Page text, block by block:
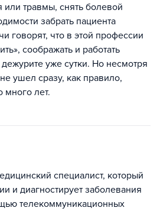
или травмы, снять болевой
забрать пациента
говорят, что в этой профессии
соображать и работать
уже сутки. Но несмотря
ушел сразу, как правило,
много лет.
специалист, который
и диагностирует заболевания
телекоммуникационных